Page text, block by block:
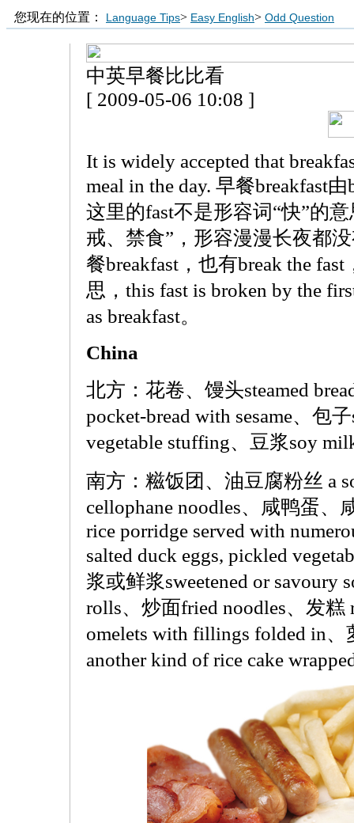
您现在的位置： Language Tips> Easy English> Odd Question
中英早餐比比看
[ 2009-05-06 10:08 ]
It is widely accepted that
meal in the day. 早餐breakfast
这里的fast不是形容词“快”的
戒、禁食”，形容漫漫长夜都
餐breakfast，也有break the
思，this fast is broken by the
as breakfast。
China
北方：花卷、馒头steamed
pocket-bread with sesame、包
vegetable stuffing、豆浆soy
南方：糍饭团、油豆腐粉丝 a
cellophane noodles、咸鸭蛋
rice porridge served with
salted duck eggs, pickled
浆或鲜浆sweetened or savoury
rolls、炒面fried noodles、发糕
omelets with fillings folded in
another kind of rice cake